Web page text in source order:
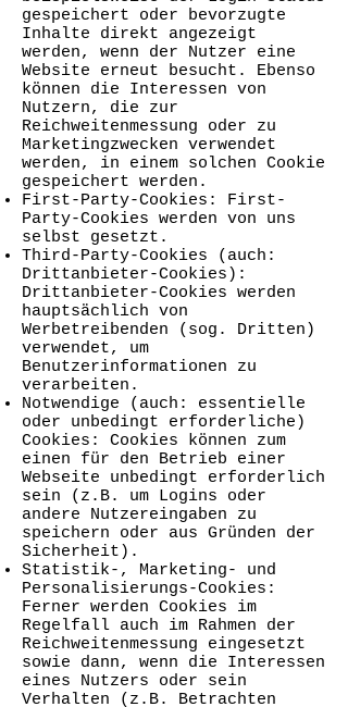
gespeichert oder bevorzugte
Inhalte direkt angezeigt
werden, wenn der Nutzer eine
Website erneut besucht. Ebenso
können die Interessen von
Nutzern, die zur
Reichweitenmessung oder zu
Marketingzwecken verwendet
werden, in einem solchen Cookie
gespeichert werden.
First-Party-Cookies: First-
Party-Cookies werden von uns
selbst gesetzt.
Third-Party-Cookies (auch:
Drittanbieter-Cookies):
Drittanbieter-Cookies werden
hauptsächlich von
Werbetreibenden (sog. Dritten)
verwendet, um
Benutzerinformationen zu
verarbeiten.
Notwendige (auch: essentielle
oder unbedingt erforderliche)
Cookies: Cookies können zum
einen für den Betrieb einer
Webseite unbedingt erforderlich
sein (z.B. um Logins oder
andere Nutzereingaben zu
speichern oder aus Gründen der
Sicherheit).
Statistik-, Marketing- und
Personalisierungs-Cookies:
Ferner werden Cookies im
Regelfall auch im Rahmen der
Reichweitenmessung eingesetzt
sowie dann, wenn die Interessen
eines Nutzers oder sein
Verhalten (z.B. Betrachten